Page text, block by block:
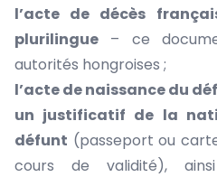
l’acte de décès
plurilingue – ce
autorités hongroises ;
l’acte de naissance du
un justificatif de la
défunt (passeport ou
cours de validité),